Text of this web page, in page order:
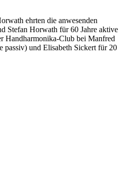
ehrten die anwesenden
Stefan Horwath für 60 Jahre aktive
Handharmonika-Club bei Manfred
passiv) und Elisabeth Sickert für 20